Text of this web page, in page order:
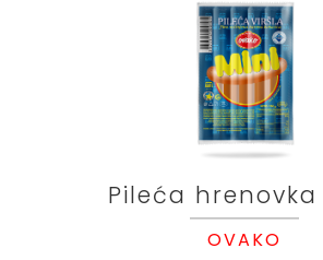
Pileća hrenovka
OVAKO